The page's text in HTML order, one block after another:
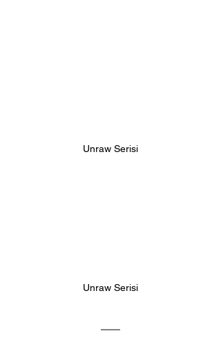
Unraw Serisi
Unraw Serisi